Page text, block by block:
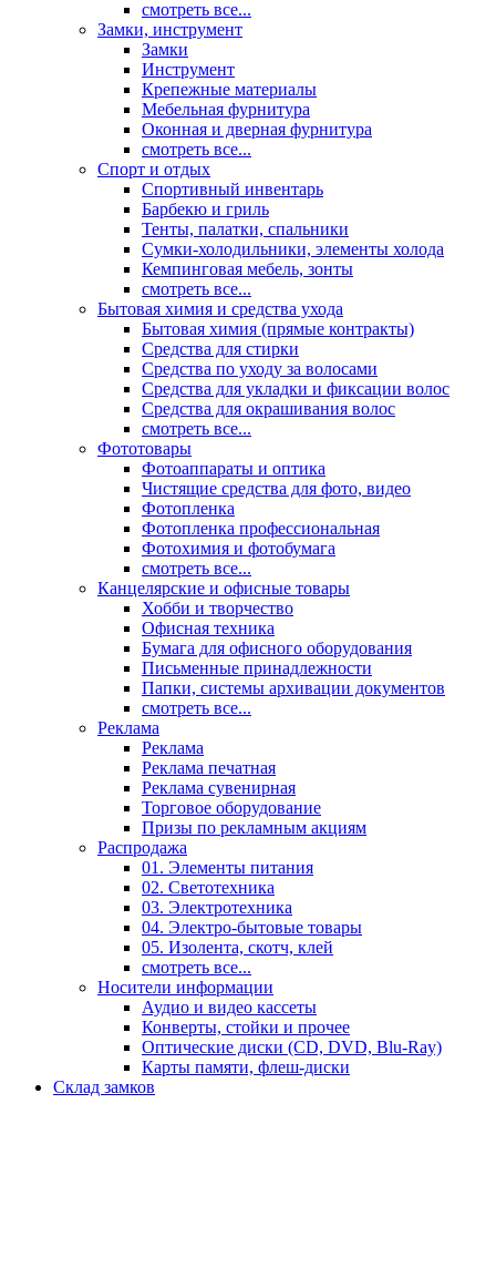
смотреть все...
Замки, инструмент
Замки
Инструмент
Крепежные материалы
Мебельная фурнитура
Оконная и дверная фурнитура
смотреть все...
Спорт и отдых
Спортивный инвентарь
Барбекю и гриль
Тенты, палатки, спальники
Сумки-холодильники, элементы холода
Кемпинговая мебель, зонты
смотреть все...
Бытовая химия и средства ухода
Бытовая химия (прямые контракты)
Средства для стирки
Средства по уходу за волосами
Средства для укладки и фиксации волос
Средства для окрашивания волос
смотреть все...
Фототовары
Фотоаппараты и оптика
Чистящие средства для фото, видео
Фотопленка
Фотопленка профессиональная
Фотохимия и фотобумага
смотреть все...
Канцелярские и офисные товары
Хобби и творчество
Офисная техника
Бумага для офисного оборудования
Письменные принадлежности
Папки, системы архивации документов
смотреть все...
Реклама
Реклама
Реклама печатная
Реклама сувенирная
Торговое оборудование
Призы по рекламным акциям
Распродажа
01. Элементы питания
02. Светотехника
03. Электротехника
04. Электро-бытовые товары
05. Изолента, скотч, клей
смотреть все...
Носители информации
Аудио и видео кассеты
Конверты, стойки и прочее
Оптические диски (CD, DVD, Blu-Ray)
Карты памяти, флеш-диски
Склад замков